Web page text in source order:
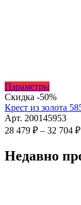
ПараметрыЭтот
товар
имеет
выбрать
Скидка -50%
Крест из золота
Арт. 200145953
28 479 ₽ – 32 704 ₽
Недавно